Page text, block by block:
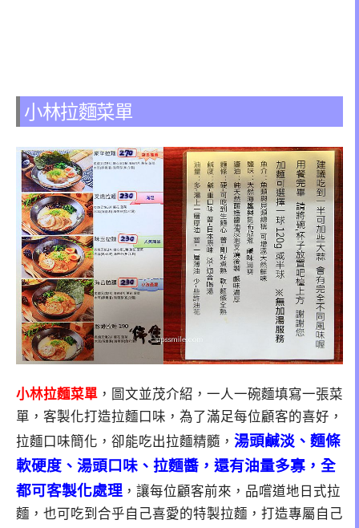
小林拉麵菜單
小林拉麵菜單 ，圖文並茂介紹，一人一碗麵填寫一張菜
單，客製化打造拉麵口味，為了滿足每位顧客的喜好，
拉麵口味簡化，卻能吃出拉麵精髓， 湯頭鹹淡、麵條
軟硬度、湯頭口味、拉麵醬，還有油量多寡，全
都可客製化處理 ，讓每位顧客前來，品嚐道地日式拉
麵，也可吃到合乎自己喜愛的特製拉麵，打造專屬自己